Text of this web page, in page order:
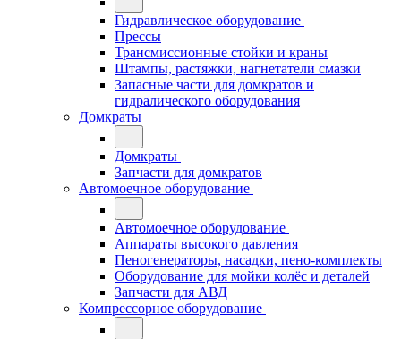
Гидравлическое оборудование
Прессы
Трансмиссионные стойки и краны
Штампы, растяжки, нагнетатели смазки
Запасные части для домкратов и
гидралического оборудования
Домкраты
Домкраты
Запчасти для домкратов
Автомоечное оборудование
Автомоечное оборудование
Аппараты высокого давления
Пеногенераторы, насадки, пено-комплекты
Оборудование для мойки колёс и деталей
Запчасти для АВД
Компрессорное оборудование